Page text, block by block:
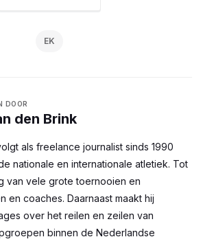
EK
DOOR
den Brink
als freelance journalist sinds 1990
nationale en internationale atletiek. Tot
van vele grote toernooien en
en coaches. Daarnaast maakt hij
over het reilen en zeilen van
binnen de Nederlandse